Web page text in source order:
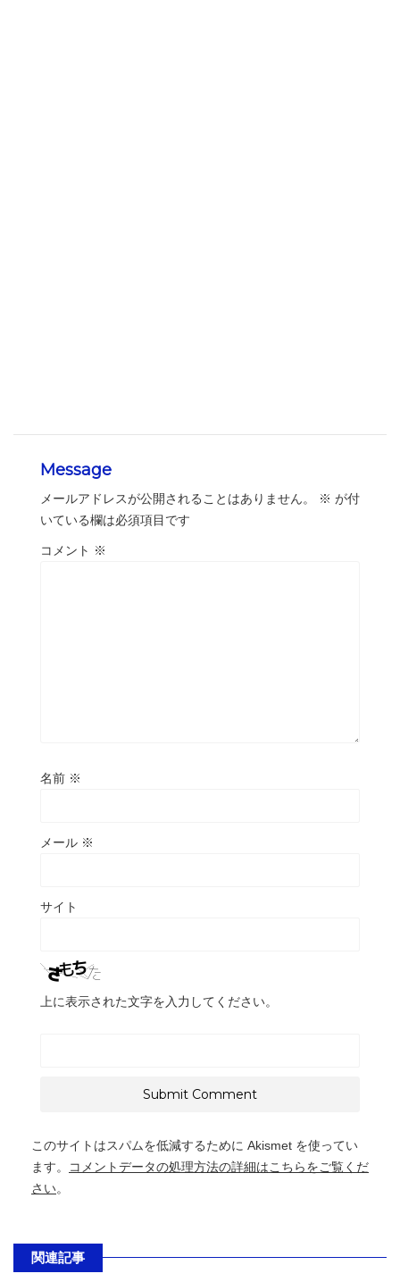
Message
メールアドレスが公開されることはありません。 ※ が付
いている欄は必須項目です
コメント ※
名前 ※
メール ※
サイト
上に表示された文字を入力してください。
このサイトはスパムを低減するために Akismet を使ってい
ます。
コメントデータの処理方法の詳細はこちらをご覧くだ
さい。
関連記事